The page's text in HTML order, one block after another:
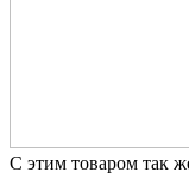
С этим товаром так